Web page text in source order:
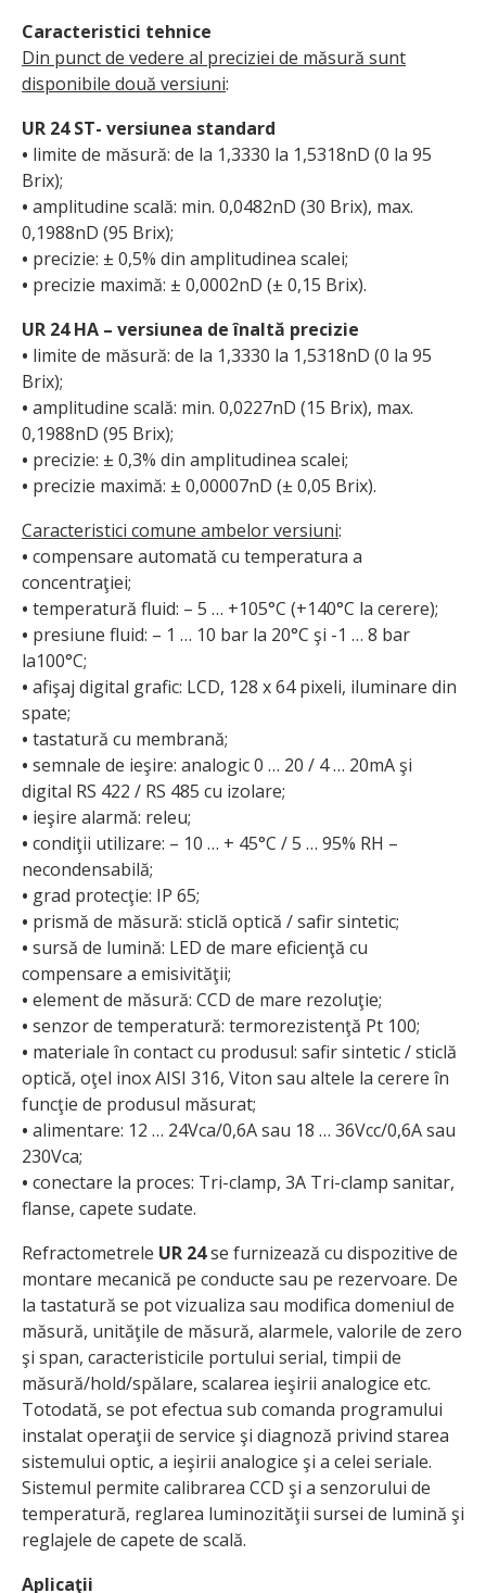
Caracteristici tehnice
Din punct de vedere al preciziei de măsură sunt
disponibile două versiuni:
UR 24 ST- versiunea standard
• limite de măsură: de la 1,3330 la 1,5318nD (0 la 95
Brix);
• amplitudine scală: min. 0,0482nD (30 Brix), max.
0,1988nD (95 Brix);
• precizie: ± 0,5% din amplitudinea scalei;
• precizie maximă: ± 0,0002nD (± 0,15 Brix).
UR 24 HA – versiunea de înaltă precizie
• limite de măsură: de la 1,3330 la 1,5318nD (0 la 95
Brix);
• amplitudine scală: min. 0,0227nD (15 Brix), max.
0,1988nD (95 Brix);
• precizie: ± 0,3% din amplitudinea scalei;
• precizie maximă: ± 0,00007nD (± 0,05 Brix).
Caracteristici comune ambelor versiuni:
• compensare automată cu temperatura a
concentraţiei;
• temperatură fluid: – 5 … +105°C (+140°C la cerere);
• presiune fluid: – 1 … 10 bar la 20°C şi -1 … 8 bar
la100°C;
• afişaj digital grafic: LCD, 128 x 64 pixeli, iluminare din
spate;
• tastatură cu membrană;
• semnale de ieşire: analogic 0 … 20 / 4 … 20mA şi
digital RS 422 / RS 485 cu izolare;
• ieşire alarmă: releu;
• condiţii utilizare: – 10 … + 45°C / 5 … 95% RH –
necondensabilă;
• grad protecţie: IP 65;
• prismă de măsură: sticlă optică / safir sintetic;
• sursă de lumină: LED de mare eficienţă cu
compensare a emisivităţii;
• element de măsură: CCD de mare rezoluţie;
• senzor de temperatură: termorezistenţă Pt 100;
• materiale în contact cu produsul: safir sintetic / sticlă
optică, oţel inox AISI 316, Viton sau altele la cerere în
funcţie de produsul măsurat;
• alimentare: 12 … 24Vca/0,6A sau 18 … 36Vcc/0,6A sau
230Vca;
• conectare la proces: Tri-clamp, 3A Tri-clamp sanitar,
flanse, capete sudate.
Refractometrele UR 24se furnizează cu dispozitive de
montare mecanică pe conducte sau pe rezervoare. De
la tastatură se pot vizualiza sau modifica domeniul de
măsură, unităţile de măsură, alarmele, valorile de zero
şi span, caracteristicile portului serial, timpii de
măsură/hold/spălare, scalarea ieşirii analogice etc.
Totodată, se pot efectua sub comanda programului
instalat operaţii de service şi diagnoză privind starea
sistemului optic, a ieşirii analogice şi a celei seriale.
Sistemul permite calibrarea CCD şi a senzorului de
temperatură, reglarea luminozităţii sursei de lumină şi
reglajele de capete de scală.
Aplicaţii